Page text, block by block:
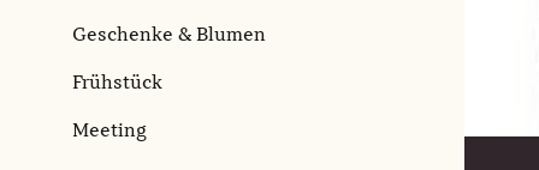
Geschenke & Blumen
Frühstück
Meeting